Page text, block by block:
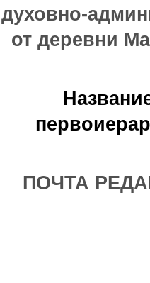
духовно-
от деревни
ПОЧТА